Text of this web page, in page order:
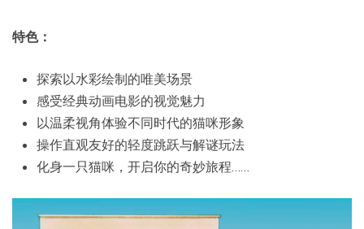
特色：
探索以水彩绘制的唯美场景
感受经典动画电影的视觉魅力
以温柔视角体验不同时代的猫咪形象
操作直观友好的轻度跳跃与解谜玩法
化身一只猫咪，开启你的奇妙旅程……